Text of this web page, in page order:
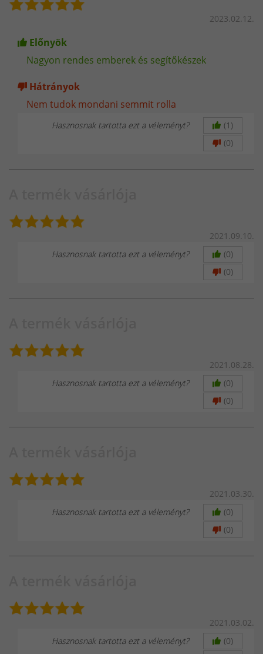
2023.02.12.
Előnyök
Nagyon rendes emberek és segítőkészek
Hátrányok
Nem tudok mondani semmit rolla
Hasznosnak tartotta ezt a véleményt?
(1)
(0)
2021.09.10.
Hasznosnak tartotta ezt a véleményt?
(0)
(0)
2021.08.28.
Hasznosnak tartotta ezt a véleményt?
(0)
(0)
2021.03.30.
Hasznosnak tartotta ezt a véleményt?
(0)
(0)
2021.03.02.
Hasznosnak tartotta ezt a véleményt?
(0)